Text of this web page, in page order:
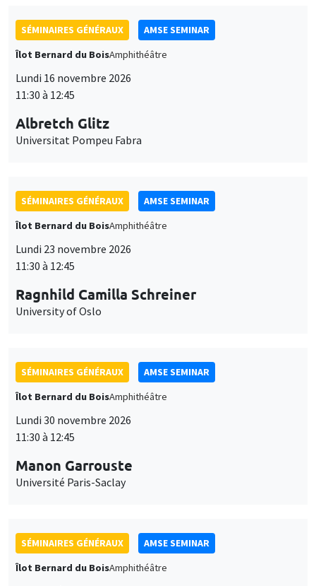
SÉMINAIRES GÉNÉRAUX
AMSE SEMINAR
Îlot Bernard du BoisAmphithéâtre
Lundi 16 novembre 2026
11:30 à 12:45
Albretch Glitz
Universitat Pompeu Fabra
SÉMINAIRES GÉNÉRAUX
AMSE SEMINAR
Îlot Bernard du BoisAmphithéâtre
Lundi 23 novembre 2026
11:30 à 12:45
Ragnhild Camilla Schreiner
University of Oslo
SÉMINAIRES GÉNÉRAUX
AMSE SEMINAR
Îlot Bernard du BoisAmphithéâtre
Lundi 30 novembre 2026
11:30 à 12:45
Manon Garrouste
Université Paris-Saclay
SÉMINAIRES GÉNÉRAUX
AMSE SEMINAR
Îlot Bernard du BoisAmphithéâtre